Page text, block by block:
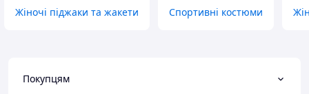
Жіночі піджаки та жакети Спортивні костюми
Покупцям